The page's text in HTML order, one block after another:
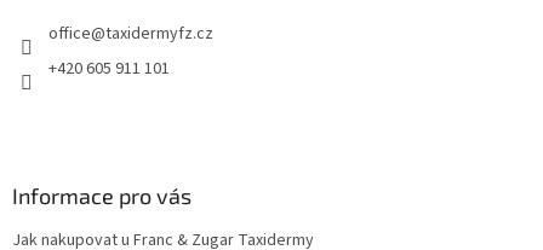
office@taxidermyfz.cz
+420 605 911 101
Informace pro vás
Jak nakupovat u Franc & Zugar Taxidermy